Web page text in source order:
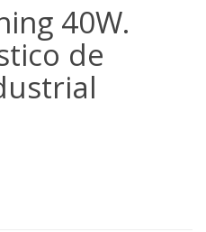
40W.
de